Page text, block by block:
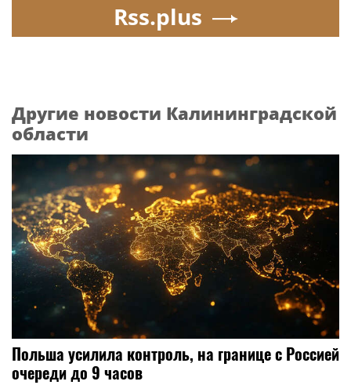
Rss.plus
Другие новости Калининградской
области
Польша усилила контроль, на границе с Россией
очереди до 9 часов